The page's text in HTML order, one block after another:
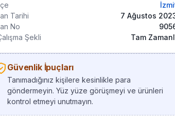
Tarihi
7 Ağustos
No
Şekli
Tam
Güvenlik İpuçları
Tanımadığınız kişilere kesinlikle para
göndermeyin. Yüz yüze görüşmeyi ve ürünleri
kontrol etmeyi unutmayın.